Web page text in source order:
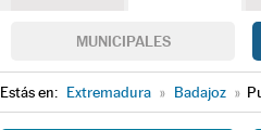
MUNICIPALES
Estás en: Extremadura » Badajoz »